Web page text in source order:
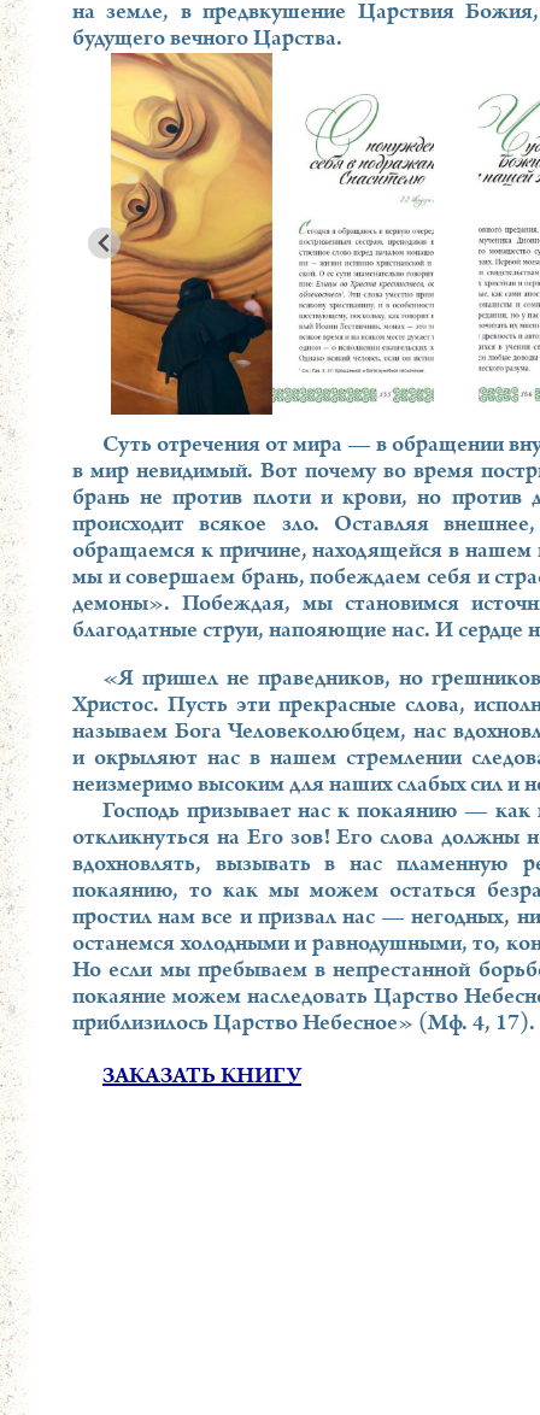
на земле, в предвкушение Царствия
будущего вечного Царства.
Суть отречения от мира — в обращении
в мир невидимый. Вот почему во время
брань не против плоти и крови, но против
происходит всякое зло. Оставляя
обращаемся к причине, находящейся в
мы и совершаем брань, побеждаем себя и
демоны». Побеждая, мы становимся
благодатные струи, напояющие нас. И
«Я пришел не праведников, но
Христос. Пусть эти прекрасные слова,
называем Бога Человеколюбцем, нас
и окрыляют нас в нашем стремлении
неизмеримо высоким для наших слабых сил и
Господь призывает нас к покаянию — как
откликнуться на Его зов! Его слова должны
вдохновлять, вызывать в нас пламенную
покаянию, то как мы можем остаться
простил нам все и призвал нас — негодных,
останемся холодными и равнодушными, то,
Но если мы пребываем в непрестанной
покаяние можем наследовать Царство
приблизилось Царство Небесное» (Мф. 4, 17).
ЗАКАЗАТЬ КНИГУ